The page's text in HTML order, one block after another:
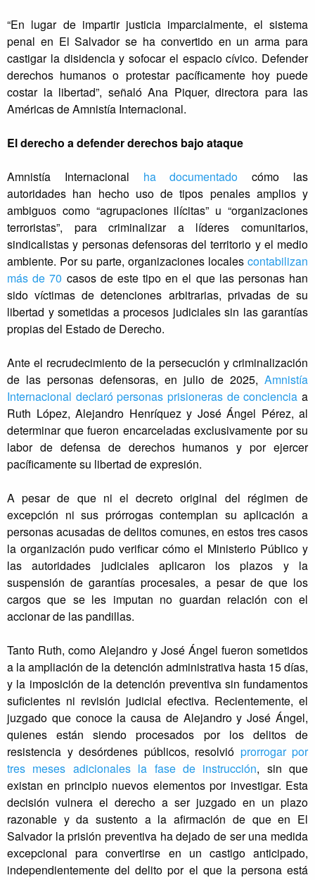
“En lugar de impartir justicia imparcialmente, el sistema
penal en El Salvador se ha convertido en un arma para
castigar la disidencia y sofocar el espacio cívico. Defender
derechos humanos o protestar pacíficamente hoy puede
costar la libertad”, señaló Ana Piquer, directora para las
Américas de Amnistía Internacional.
El derecho a defender derechos bajo ataque
Amnistía Internacional ha documentado
cómo las
autoridades han hecho uso de tipos penales amplios y
ambiguos como “agrupaciones ilícitas” u “organizaciones
terroristas”, para criminalizar a líderes comunitarios,
sindicalistas y personas defensoras del territorio y el medio
ambiente. Por su parte, organizaciones locales contabilizan
más de 70 casos de este tipo en el que las personas han
sido víctimas de detenciones arbitrarias, privadas de su
libertad y sometidas a procesos judiciales sin las garantías
propias del Estado de Derecho.
Ante el recrudecimiento de la persecución y criminalización
de las personas defensoras, en julio de 2025, Amnistía
Internacional declaró personas prisioneras de conciencia a
Ruth López, Alejandro Henríquez y José Ángel Pérez, al
determinar que fueron encarceladas exclusivamente por su
labor de defensa de derechos humanos y por ejercer
pacíficamente su libertad de expresión.
A pesar de que ni el decreto original del régimen de
excepción ni sus prórrogas contemplan su aplicación a
personas acusadas de delitos comunes, en estos tres casos
la organización pudo verificar cómo el Ministerio Público y
las autoridades judiciales aplicaron los plazos y la
suspensión de garantías procesales, a pesar de que los
cargos que se les imputan no guardan relación con el
accionar de las pandillas.
Tanto Ruth, como Alejandro y José Ángel fueron sometidos
a la ampliación de la detención administrativa hasta 15 días,
y la imposición de la detención preventiva sin fundamentos
suficientes ni revisión judicial efectiva. Recientemente, el
juzgado que conoce la causa de Alejandro y José Ángel,
quienes están siendo procesados por los delitos de
resistencia y desórdenes públicos, resolvió prorrogar por
tres meses adicionales la fase de instrucción, sin que
existan en principio nuevos elementos por investigar. Esta
decisión vulnera el derecho a ser juzgado en un plazo
razonable y da sustento a la afirmación de que en El
Salvador la prisión preventiva ha dejado de ser una medida
excepcional para convertirse en un castigo anticipado,
independientemente del delito por el que la persona está